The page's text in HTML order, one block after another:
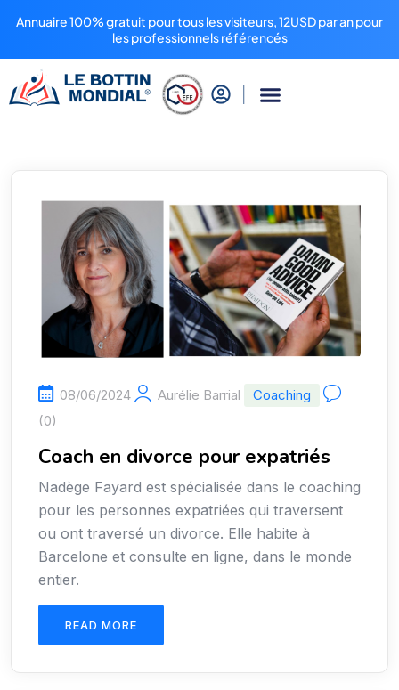
Annuaire 100% gratuit pour tous les visiteurs, 12USD par an pour
les professionnels référencés
08/06/2024 Aurélie Barrial
Coaching
(0)
Coach en divorce pour expatriés
Nadège Fayard est spécialisée dans le coaching
pour les personnes expatriées qui traversent
ou ont traversé un divorce. Elle habite à
Barcelone et consulte en ligne, dans le monde
entier.
READ MORE